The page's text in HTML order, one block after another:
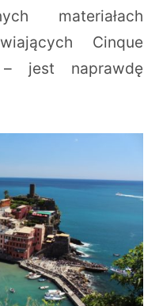
materiałach
Cinque
jest naprawdę